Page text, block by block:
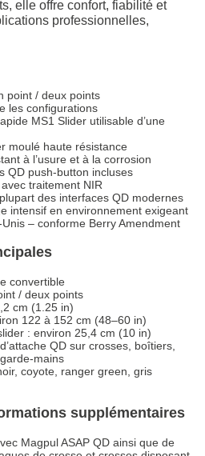
elle offre confort, fiabilité et
professionnelles,
point / deux points
les configurations
MS1 Slider utilisable d’une
moulé haute résistance
à l’usure et à la corrosion
QD push-button incluses
traitement NIR
des interfaces QD modernes
intensif en environnement exigeant
– conforme Berry Amendment
convertible
/ deux points
cm (1.25 in)
122 à 152 cm (48–60 in)
: environ 25,4 cm (10 in)
QD sur crosses, boîtiers,
mains
coyote, ranger green, gris
supplémentaires
Magpul ASAP QD ainsi que de